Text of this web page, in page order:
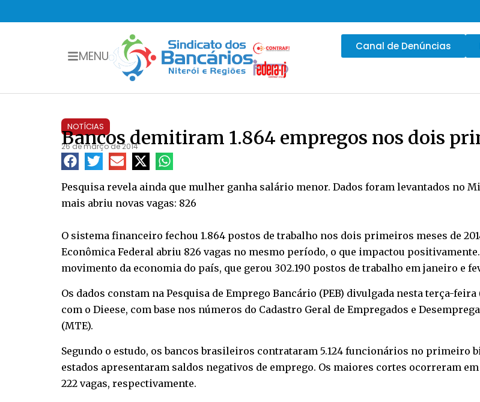
MENU
Canal de Denúncias
NOTÍCIAS
Bancos demitiram 1.864 empregos nos dois
26 de março de 2014
Pesquisa revela ainda que mulher ganha salário menor. Dados foram levantados no
mais abriu novas vagas: 826
O sistema financeiro fechou 1.864 postos de trabalho nos dois primeiros meses de
Econômica Federal abriu 826 vagas no mesmo período, o que impactou
movimento da economia do país, que gerou 302.190 postos de trabalho em janeiro e
Os dados constam na Pesquisa de Emprego Bancário (PEB) divulgada nesta terça-
com o Dieese, com base nos números do Cadastro Geral de Empregados e
(MTE).
Segundo o estudo, os bancos brasileiros contrataram 5.124 funcionários no primeiro
estados apresentaram saldos negativos de emprego. Os maiores cortes ocorreram em
222 vagas, respectivamente.